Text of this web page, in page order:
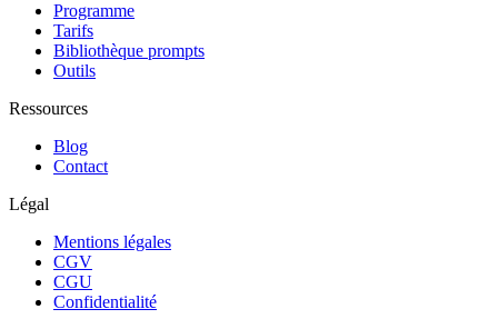
Programme
Tarifs
Bibliothèque prompts
Outils
Ressources
Blog
Contact
Légal
Mentions légales
CGV
CGU
Confidentialité